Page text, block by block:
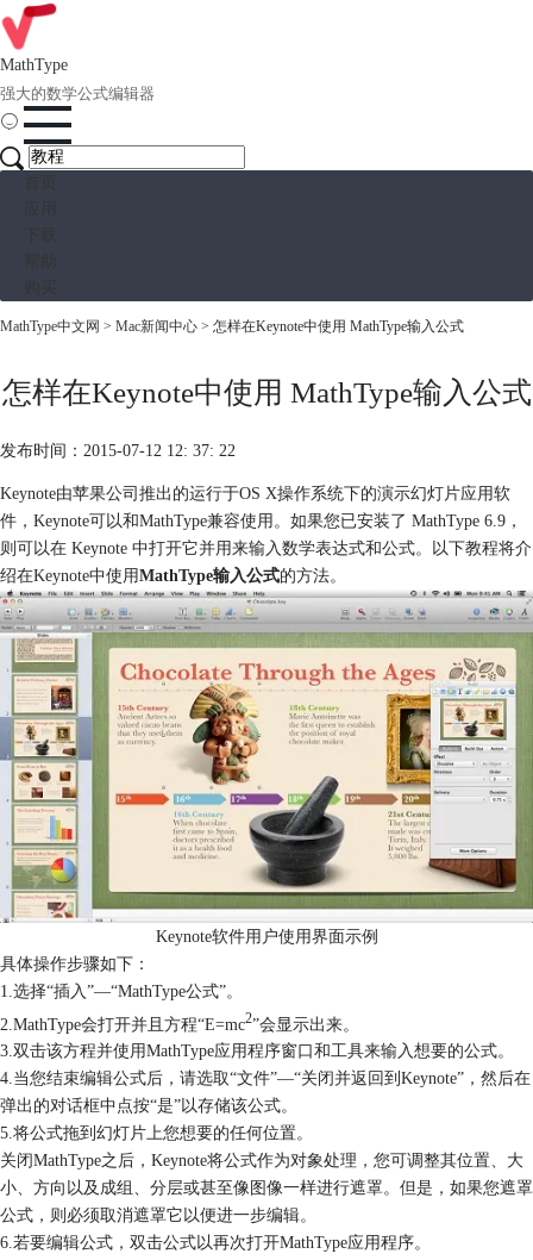
MathType
强大的数学公式编辑器
MathType中文网 > Mac新闻中心 > 怎样在Keynote中使用 MathType输入公式
怎样在Keynote中使用 MathType输入公式
发布时间：2015-07-12 12: 37: 22
Keynote由苹果公司推出的运行于OS X操作系统下的演示幻灯片应用软
件，Keynote可以和MathType兼容使用。如果您已安装了 MathType 6.9，
则可以在 Keynote 中打开它并用来输入数学表达式和公式。以下教程将介
绍在Keynote中使用MathType输入公式的方法。
Keynote软件用户使用界面示例
具体操作步骤如下：
1.选择“插入”—“MathType公式”。
2.MathType会打开并且方程“E=mc2”会显示出来。
3.双击该方程并使用MathType应用程序窗口和工具来输入想要的公式。
4.当您结束编辑公式后，请选取“文件”—“关闭并返回到Keynote”，然后在
弹出的对话框中点按“是”以存储该公式。
5.将公式拖到幻灯片上您想要的任何位置。
关闭MathType之后，Keynote将公式作为对象处理，您可调整其位置、大
小、方向以及成组、分层或甚至像图像一样进行遮罩。但是，如果您遮罩
公式，则必须取消遮罩它以便进一步编辑。
6.若要编辑公式，双击公式以再次打开MathType应用程序。